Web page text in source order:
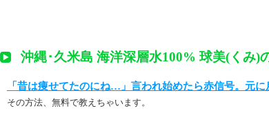
沖縄･久米島 海洋深層水100% 球美(くみ)
「昔は痩せてたのにね…」言われ始めたら赤信号。元に
その方法、無料で教えちゃいます。